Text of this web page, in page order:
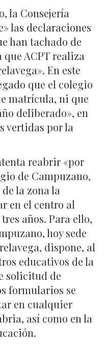
la Consejería
las declaraciones
han tachado de
ACPT realiza
En este
que el colegio
matrícula, ni que
deliberado», en
vertidas por la
reabrir «por
de Campuzano,
la zona la
en el centro al
años. Para ello,
hoy sede
dispone, al
educativos de la
solicitud de
formularios se
en cualquier
así como en la